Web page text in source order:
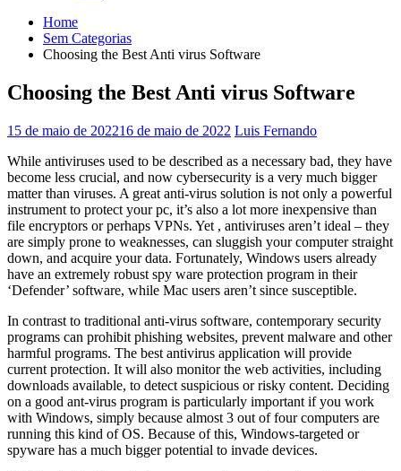
Home
Sem Categorias
Choosing the Best Anti virus Software
Choosing the Best Anti virus Software
15 de maio de 202216 de maio de 2022 Luis Fernando
While antiviruses used to be described as a necessary bad, they have
become less crucial, and now cybersecurity is a very much bigger
matter than viruses. A great anti-virus solution is not only a powerful
instrument to protect your pc, it’s also a lot more inexpensive than
file encryptors or perhaps VPNs. Yet , antiviruses aren’t ideal – they
are simply prone to weaknesses, can sluggish your computer straight
down, and acquire your data. Fortunately, Windows users already
have an extremely robust spy ware protection program in their
‘Defender’ software, while Mac users aren’t since susceptible.
In contrast to traditional anti-virus software, contemporary security
programs can prohibit phishing websites, prevent malware and other
harmful programs. The best antivirus application will provide
current protection. It will also monitor the web activities, including
downloads available, to detect suspicious or risky content. Deciding
on a good ant-virus program is particularly important if you work
with Windows, simply because almost 3 out of four computers are
running this kind of OS. Because of this, Windows-targeted or
spyware has a much bigger potential to invade devices.